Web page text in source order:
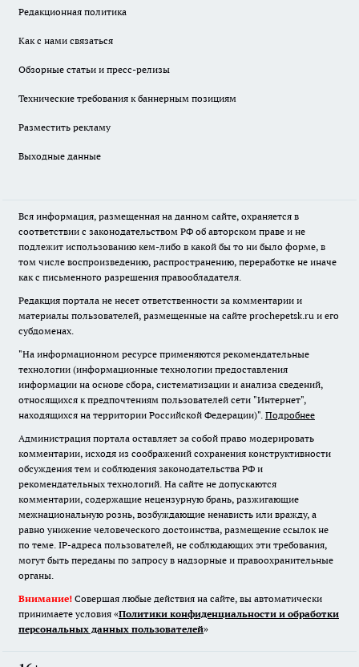
Редакционная политика
Как с нами связаться
Обзорные статьи и пресс-релизы
Технические требования к баннерным позициям
Разместить рекламу
Выходные данные
Вся информация, размещенная на данном сайте, охраняется в
соответствии с законодательством РФ об авторском праве и не
подлежит использованию кем-либо в какой бы то ни было форме, в
том числе воспроизведению, распространению, переработке не иначе
как с письменного разрешения правообладателя.
Редакция портала не несет ответственности за комментарии и
материалы пользователей, размещенные на сайте prochepetsk.ru и его
субдоменах.
"На информационном ресурсе применяются рекомендательные
технологии (информационные технологии предоставления
информации на основе сбора, систематизации и анализа сведений,
относящихся к предпочтениям пользователей сети "Интернет",
находящихся на территории Российской Федерации)". Подробнее
Администрация портала оставляет за собой право модерировать
комментарии, исходя из соображений сохранения конструктивности
обсуждения тем и соблюдения законодательства РФ и
рекомендательных технологий. На сайте не допускаются
комментарии, содержащие нецензурную брань, разжигающие
межнациональную рознь, возбуждающие ненависть или вражду, а
равно унижение человеческого достоинства, размещение ссылок не
по теме. IP-адреса пользователей, не соблюдающих эти требования,
могут быть переданы по запросу в надзорные и правоохранительные
органы.
Внимание! Совершая любые действия на сайте, вы автоматически
принимаете условия «Политики конфиденциальности и обработки
персональных данных пользователей»